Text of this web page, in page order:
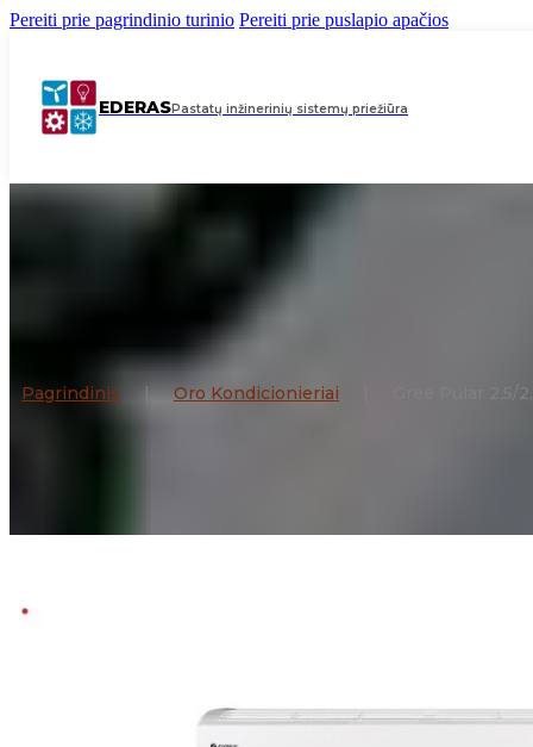
Pereiti prie pagrindinio turinio Pereiti prie puslapio apačios
EDERASPastatų inžinerinių sistemų priežiūra
Pagrindinis | Oro Kondicionieriai Gree Pular 2,5/